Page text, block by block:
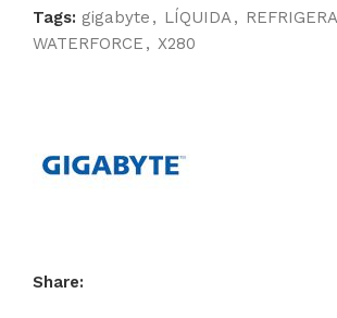
Tags: gigabyte , LÍQUIDA,
WATERFORCE , X280
Share: